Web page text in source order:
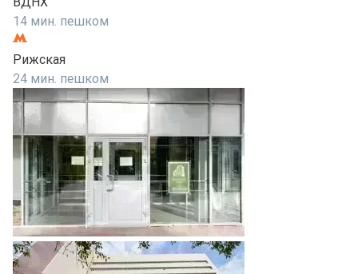
14 мин. пешком
Рижская
24 мин. пешком